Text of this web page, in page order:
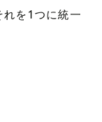
を1つに統一